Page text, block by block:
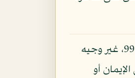
و قد قال سبحانه: «لا إكراه في الدين»: البقرة - 256، و قال تعالى: «أ فأنت تكره الناس حتى يكونوا مؤمنين»: يونس - 99، غير وجيه
أو